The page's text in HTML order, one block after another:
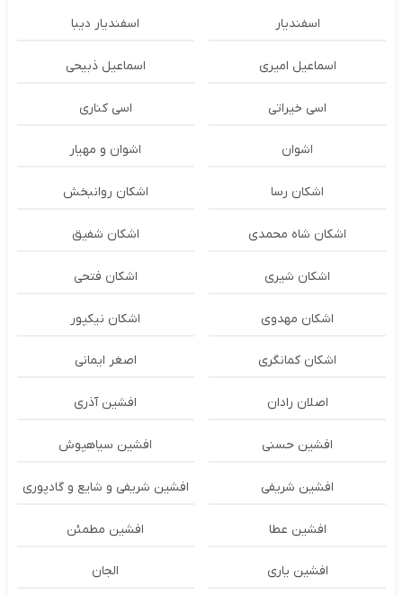
اسفندیار اسفندیار دیبا
اسماعیل امیری اسماعیل ذبیحی
اسی خیراتی اسی کناری
اشوان اشوان و مهیار
اشکان رسا اشکان روانبخش
اشکان شاه محمدی اشکان شفیق
اشکان شیری اشکان فتحی
اشکان مهدوی اشکان نیکپور
اشکان‌ کمانگری اصغر ایمانی
اصلان رادان افشین آذری
افشین حسنی افشین سیاهپوش
افشین شریفی افشین شریفی و شایع و گادپوری
افشین عطا افشین مطمئن
افشین یاری الجان